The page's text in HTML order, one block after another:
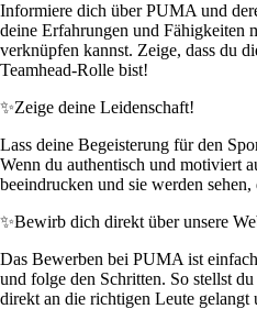
Informiere dich über PUMA und
deine Erfahrungen und Fähigkeiten
verknüpfen kannst. Zeige, dass du
Teamhead-Rolle bist!
✨Zeige deine Leidenschaft!
Lass deine Begeisterung für den
Wenn du authentisch und motiviert
beeindrucken und sie werden sehen,
✨Bewirb dich direkt über unsere
Das Bewerben bei PUMA ist
und folge den Schritten. So stellst
direkt an die richtigen Leute gelangt